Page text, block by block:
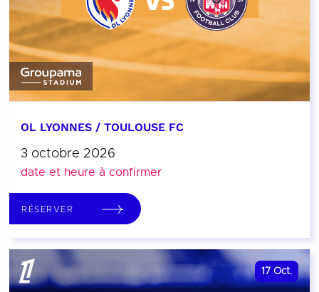
OL LYONNES / TOULOUSE FC
3 octobre 2026
date et heure à confirmer
RÉSERVER
17 Oct.